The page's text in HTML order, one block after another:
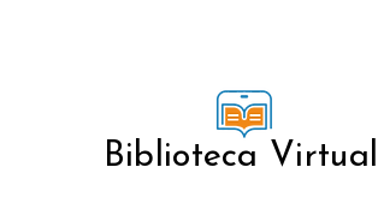
Biblioteca Virtual